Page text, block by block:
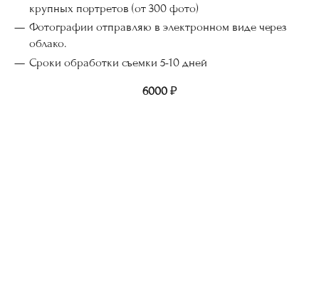
крупных портретов (от 300 фото)
Фотографии отправляю в электронном виде через
облако.
Сроки обработки съемки 5-10 дней
6000 ₽